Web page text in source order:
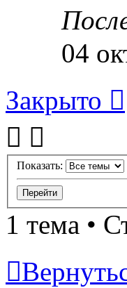
04
Закрыто
Показать:
1 тема •